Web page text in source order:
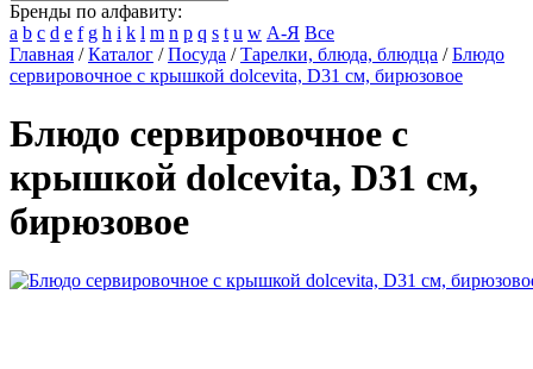
Бренды по алфавиту:
a b c d e f g h i k l m n p q s t u w А-Я Все
Главная /Каталог /Посуда /Тарелки, блюда, блюдца /Блюдо
сервировочное с крышкой dolcevita, D31 см, бирюзовое
Блюдо сервировочное с
крышкой dolcevita, D31 см,
бирюзовое